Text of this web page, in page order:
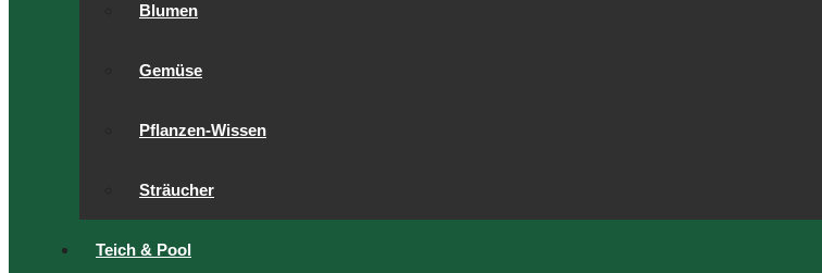
Blumen
Gemüse
Pflanzen-Wissen
Sträucher
Teich & Pool